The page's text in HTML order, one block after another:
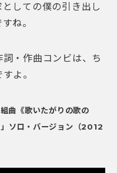
しての僕の引き出し
ね。
・作曲コンビは、ち
よ。
曲《歌いたがりの歌の
ソロ・バージョン（2012